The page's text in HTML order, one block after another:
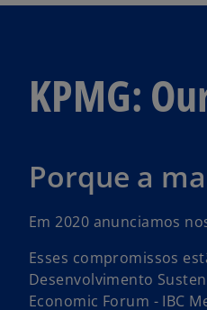
KPMG:
Porque a
Em 2020 anunciamos
Esses compromissos
Desenvolvimento
Economic Forum - IBC